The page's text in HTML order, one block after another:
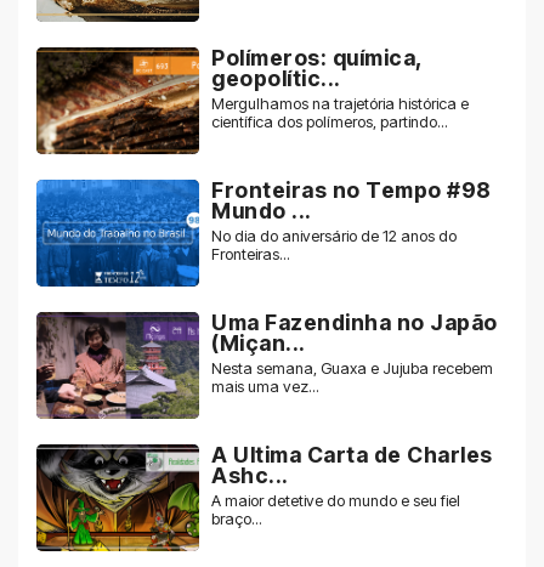
Polímeros: química,
geopolític...
Mergulhamos na trajetória histórica e
científica dos polímeros, partindo...
Fronteiras no Tempo #98
Mundo ...
No dia do aniversário de 12 anos do
Fronteiras...
Uma Fazendinha no Japão
(Miçan...
Nesta semana, Guaxa e Jujuba recebem
mais uma vez...
A Ultima Carta de Charles
Ashc...
A maior detetive do mundo e seu fiel
braço...